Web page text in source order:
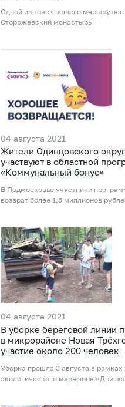
Одной из точек пешего маршрута
Сторожевский монастырь
04 августа 2021
Жители Одинцовского
участвуют в областной
«Коммунальный бонус»
В Подмосковье участники
возврат более 1,5 миллионов
04 августа 2021
В уборке береговой линии
в микрорайоне Новая
участие около 200 человек
Уборка прошла 3 августа в рамках
экологического марафона «Дни